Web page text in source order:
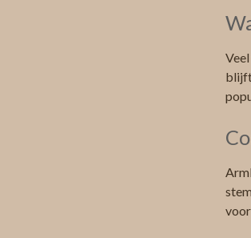
blijft